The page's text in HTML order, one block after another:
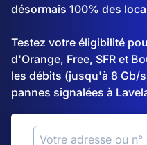
désormais 100% des
Testez votre éligibilité
d'Orange, Free, SFR et
les débits (jusqu'à 8 Gb/
pannes signalées à